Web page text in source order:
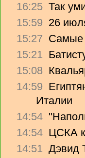
16:25 Так
15:59 26
15:27 Самые
15:21
15:08
14:59
Италии
14:54
14:54 ЦСКА
14:51 Дэвид